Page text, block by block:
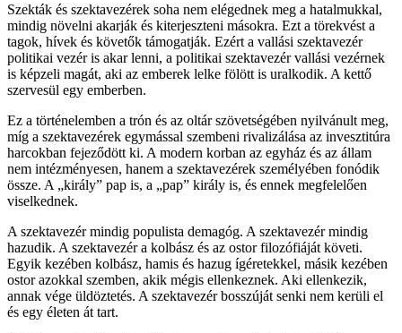
Szekták és szektavezérek soha nem elégednek meg a hatalmukkal,
mindig növelni akarják és kiterjeszteni másokra. Ezt a törekvést a
tagok, hívek és követők támogatják. Ezért a vallási szektavezér
politikai vezér is akar lenni, a politikai szektavezér vallási vezérnek
is képzeli magát, aki az emberek lelke fölött is uralkodik. A kettő
szervesül egy emberben.
Ez a történelemben a trón és az oltár szövetségében nyilvánult meg,
míg a szektavezérek egymással szembeni rivalizálása az invesztitúra
harcokban fejeződött ki. A modern korban az egyház és az állam
nem intézményesen, hanem a szektavezérek személyében fonódik
össze. A „király” pap is, a „pap” király is, és ennek megfelelően
viselkednek.
A szektavezér mindig populista demagóg. A szektavezér mindig
hazudik. A szektavezér a kolbász és az ostor filozófiáját követi.
Egyik kezében kolbász, hamis és hazug ígéretekkel, másik kezében
ostor azokkal szemben, akik mégis ellenkeznek. Aki ellenkezik,
annak vége üldöztetés. A szektavezér bosszúját senki nem kerüli el
és egy életen át tart.